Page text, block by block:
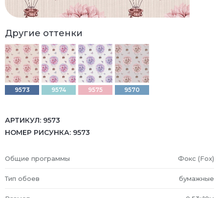
Другие оттенки
9573 9574 9575 9570
АРТИКУЛ: 9573
НОМЕР РИСУНКА: 9573
Общие программы Фокс (Fox)
Тип обоев бумажные